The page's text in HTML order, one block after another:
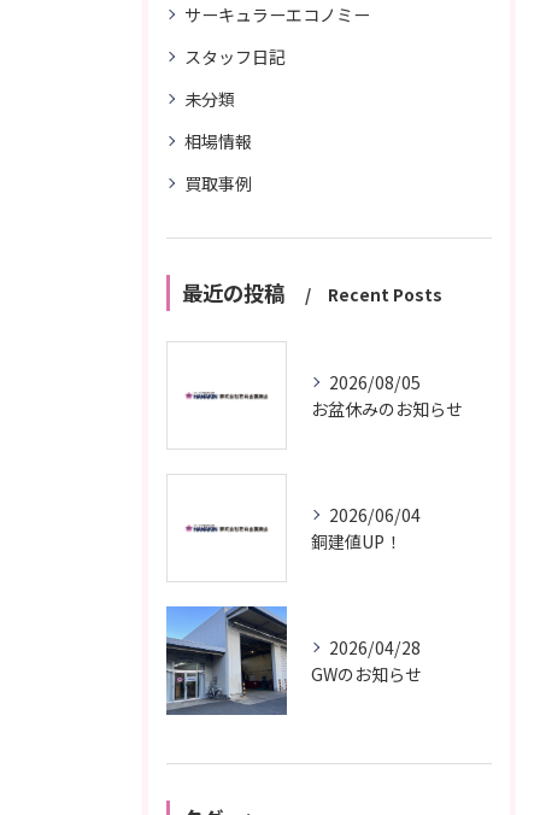
サーキュラーエコノミー
スタッフ日記
未分類
相場情報
買取事例
最近の投稿 Recent Posts
2026/08/05
お盆休みのお知らせ
2026/06/04
銅建値UP！
2026/04/28
GWのお知らせ